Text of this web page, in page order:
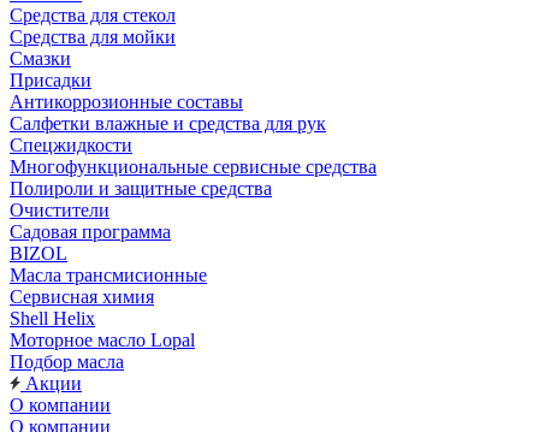
Средства для стекол
Средства для мойки
Смазки
Присадки
Антикоррозионные составы
Салфетки влажные и средства для рук
Спецжидкости
Многофункциональные сервисные средства
Полироли и защитные средства
Очистители
Садовая программа
BIZOL
Масла трансмисионные
Сервисная химия
Shell Helix
Моторное масло Lopal
Подбор масла
Акции
О компании
О компании